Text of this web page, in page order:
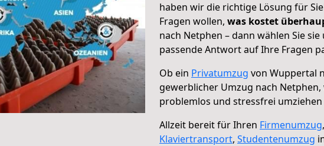
haben wir die richtige Lösung für
Fragen wollen, was kostet
nach Netphen – dann wählen Sie
passende Antwort auf Ihre Fragen
Ob ein Privatumzug von Wuppertal
gewerblicher Umzug nach Netphen,
problemlos und stressfrei
Allzeit bereit für Ihren Firmenumzug,
Klaviertransport, Studentenumzug